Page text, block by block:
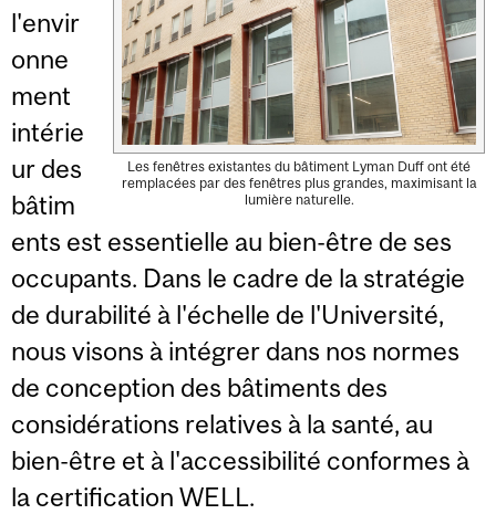
Les fenêtres existantes du bâtiment Lyman Duff ont été
remplacées par des fenêtres plus grandes, maximisant la
lumière naturelle.
l'envir
onne
ment
intérie
ur des
bâtim
ents est essentielle au bien-être de ses
occupants. Dans le cadre de la stratégie
de durabilité à l'échelle de l'Université,
nous visons à intégrer dans nos normes
de conception des bâtiments des
considérations relatives à la santé, au
bien-être et à l'accessibilité conformes à
la certification WELL.